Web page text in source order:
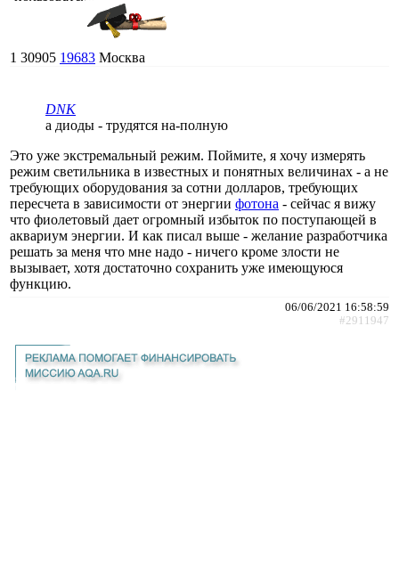
1 30905 19683 Москва
DNK
а диоды - трудятся на-полную
Это уже экстремальный режим. Поймите, я хочу измерять
режим светильника в известных и понятных величинах - а не
требующих оборудования за сотни долларов, требующих
пересчета в зависимости от энергии фотона - сейчас я вижу
что фиолетовый дает огромный избыток по поступающей в
аквариум энергии. И как писал выше - желание разработчика
решать за меня что мне надо - ничего кроме злости не
вызывает, хотя достаточно сохранить уже имеющуюся
функцию.
06/06/2021 16:58:59
#2911947